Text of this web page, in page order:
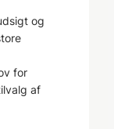
og
for
af